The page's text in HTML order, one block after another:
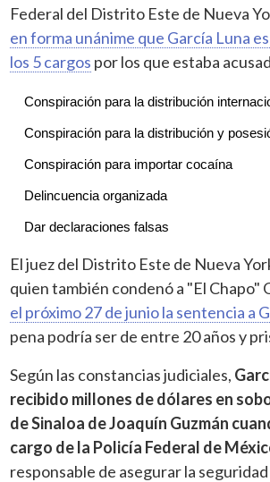
Federal del Distrito Este de Nueva
en forma unánime que García Luna
los 5 cargos por los que estaba
Conspiración para la distribución
Conspiración para la distribución y
Conspiración para importar cocaína
Delincuencia organizada
Dar declaraciones falsas
El juez del Distrito Este de Nueva
quien también condenó a "El Chapo"
el próximo 27 de junio la sentencia a
pena podría ser de entre 20 años y
Según las constancias judiciales,
recibido millones de dólares en
de Sinaloa de Joaquín Guzmán
cargo de la Policía Federal de
responsable de asegurar la